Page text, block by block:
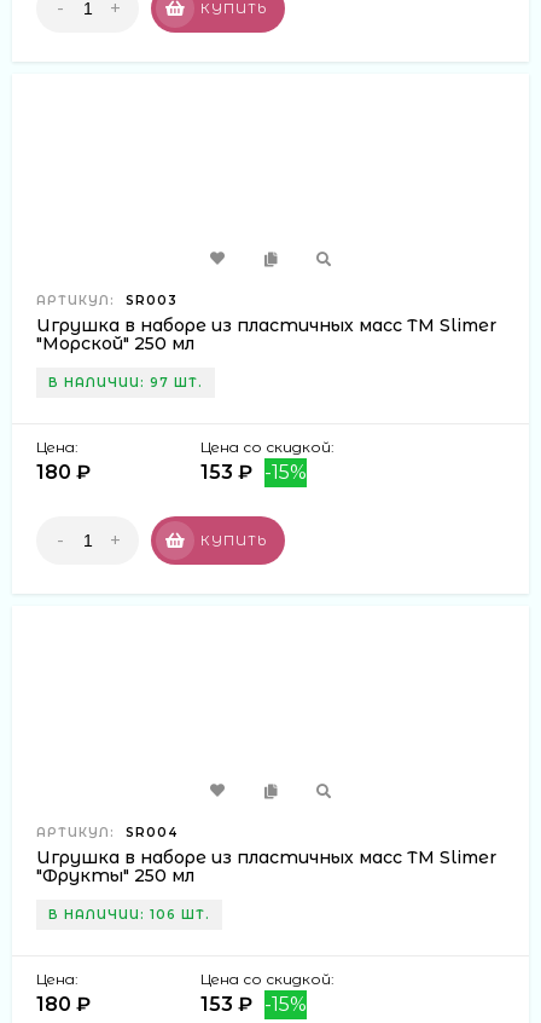
- + КУПИТЬ
АРТИКУЛ: SR003
Игрушка в наборе из пластичных масс ТМ Slimer
"Морской" 250 мл
В НАЛИЧИИ: 97 ШТ.
Цена:
180 ₽
Цена со скидкой:
153 ₽ -15%
- + КУПИТЬ
АРТИКУЛ: SR004
Игрушка в наборе из пластичных масс ТМ Slimer
"Фрукты" 250 мл
В НАЛИЧИИ: 106 ШТ.
Цена:
180 ₽
Цена со скидкой:
153 ₽ -15%